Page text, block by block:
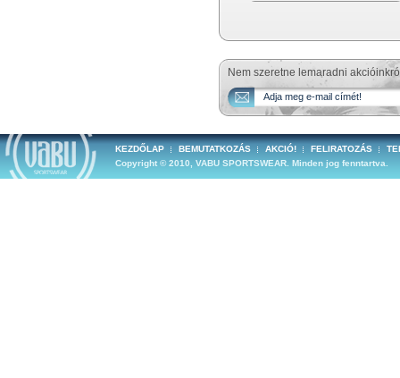
Nem szeretne lemaradni
KEZDŐLAP BEMUTATKOZÁS AKCIÓ! FELIRATOZÁS
Copyright © 2010, VABU SPORTSWEAR. Minden jog fenntartva.